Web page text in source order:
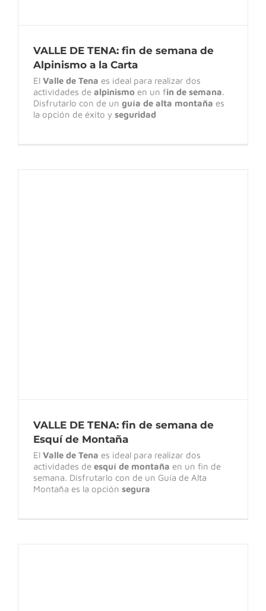
VALLE DE TENA: fin de semana de
Alpinismo a la Carta
El Valle de Tena es ideal para realizar dos
actividades de alpinismo en un fin de semana.
Disfrutarlo con de un guía de alta montaña es
la opción de éxito y seguridad
VALLE DE TENA: fin de semana de
Esquí de Montaña
El Valle de Tena es ideal para realizar dos
actividades de esquí de montaña en un fin de
semana. Disfrutarlo con de un Guía de Alta
Montaña es la opción segura